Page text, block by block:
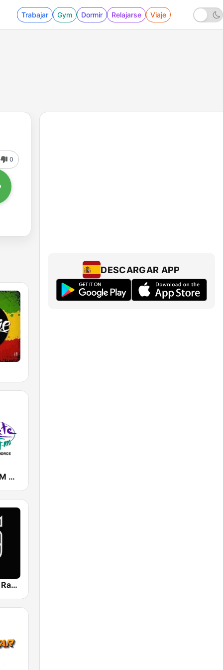
Trabajar Gym Dormir Relajarse Viaje
0
Chanquete FM Guadalhorce
Reggae King Radio
DESCARGAR APP